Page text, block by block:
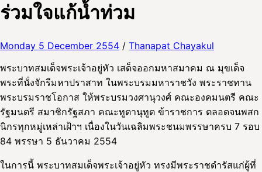
ร่วมใจแก้น้ำท่วม
Monday 5 December 2554 / Thanapat Chayakul
พระบาทสมเด็จพระเจ้าอยู่หัว เสด็จออกมหาสมาคม ณ มุขเด็จ
พระที่นั่งจักรีมหาปราสาท ในพระบรมมหาราชวัง พระราชทาน
พระบรมราชโอกาส ให้พระบรมวงศานุวงศ์ คณะองคมนตรี คณะ
รัฐมนตรี สมาชิกรัฐสภา คณะทูตานุทูต ข้าราชการ ตลอดจนพสก
นิกรทุกหมู่เหล่าเฝ้าฯ เนื่องในวันเฉลิมพระชนมพรรษาครบ 7 รอบ
84 พรรษา 5 ธันวาคม 2554
ในการนี้ พระบาทสมเด็จพระเจ้าอยู่หัว ทรงมีพระราชดำรัสแก่ผู้ที่